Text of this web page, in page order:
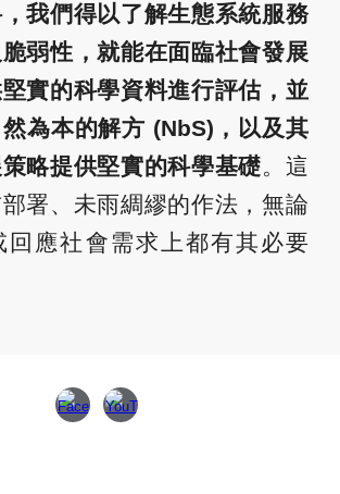
我們得以了解生態系統服務
弱性，就能在面臨社會發展
實的科學資料進行評估，並
為本的解方 (NbS)，以及其
略提供堅實的科學基礎。這
署、未雨綢繆的作法，無論
回應社會需求上都有其必要